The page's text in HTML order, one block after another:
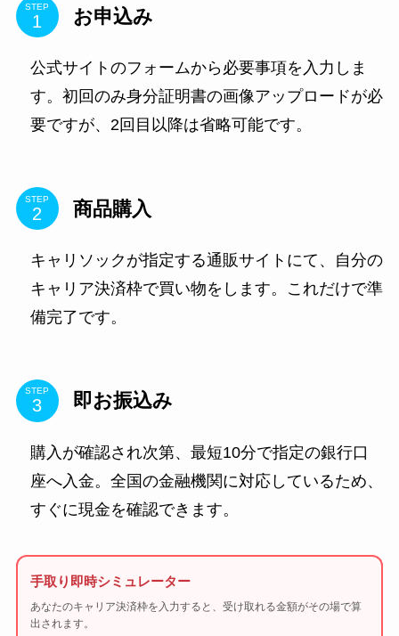
STEP お申込み
公式サイトのフォームから必要事項を入力しま
す。初回のみ身分証明書の画像アップロードが必
要ですが、2回目以降は省略可能です。
STEP 商品購入
キャリソックが指定する通販サイトにて、自分の
キャリア決済枠で買い物をします。これだけで準
備完了です。
STEP 即お振込み
購入が確認され次第、最短10分で指定の銀行口
座へ入金。全国の金融機関に対応しているため、
すぐに現金を確認できます。
手取り即時シミュレーター
あなたのキャリア決済枠を入力すると、受け取れる金額がその場で算
出されます。